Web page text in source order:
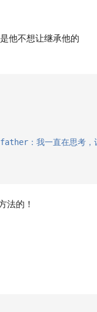
他不想让继承他的
：我一直在思考，
法的！